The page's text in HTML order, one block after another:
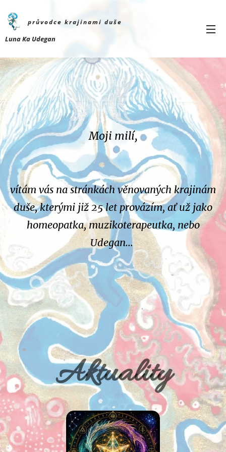
průvodce krajinami duše
Luna Ka Udegan
Moji milí,
vítám vás na stránkách věnovaných krajinám
duše, kterými již 25 let provázím, ať už jako
homeopatka, muzikoterapeutka, nebo
Udegan...
Aktuality